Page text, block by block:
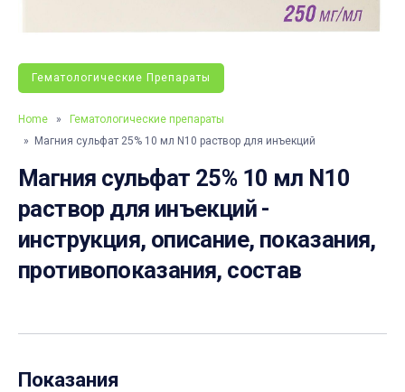
Гематологические Препараты
Home »
Гематологические препараты
» Магния сульфат 25% 10 мл N10 раствор для инъекций
Магния сульфат 25% 10 мл N10
раствор для инъекций -
инструкция, описание, показания,
противопоказания, состав
Показания